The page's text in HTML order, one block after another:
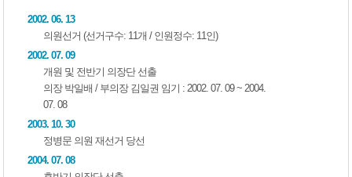
2002. 06. 13
의원선거 (선거구수: 11개 / 인원정수: 11인)
2002. 07. 09
개원 및 전반기 의장단 선출
의장 박일배 / 부의장 김일권 임기 : 2002. 07. 09 ~ 2004.
07. 08
2003. 10. 30
정병문 의원 재선거 당선
2004. 07. 08